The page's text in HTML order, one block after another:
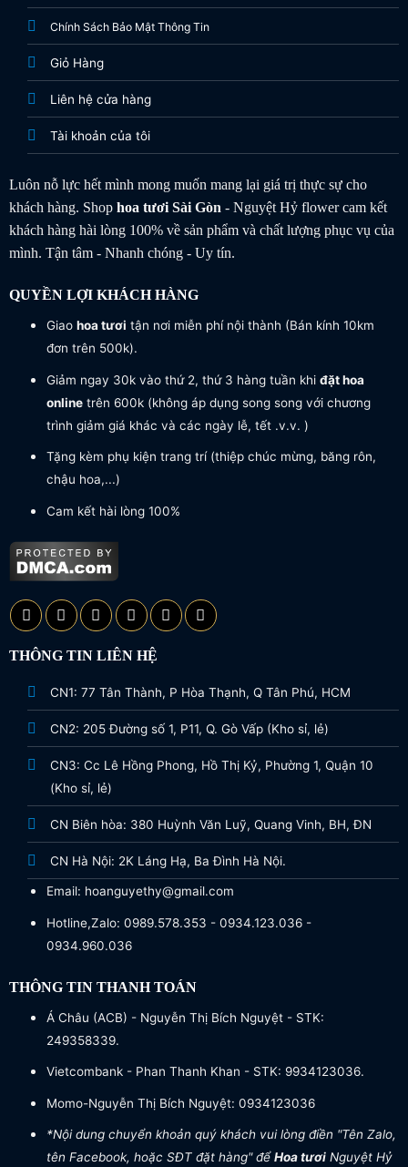
Chính Sách Bảo Mật Thông Tin
Giỏ Hàng
Liên hệ cửa hàng
Tài khoản của tôi
Luôn nỗ lực hết mình mong muốn mang lại giá trị thực sự cho
khách hàng. Shop hoa tươiSài Gòn - Nguyệt Hỷ flower cam kết
khách hàng hài lòng 100% về sản phẩm và chất lượng phục vụ của
mình. Tận tâm - Nhanh chóng - Uy tín.
QUYỀN LỢI KHÁCH HÀNG
Giao hoa tươi tận nơi miễn phí nội thành (Bán kính 10km
đơn trên 500k).
Giảm ngay 30k vào thứ 2, thứ 3 hàng tuần khi đặt hoa
onlinetrên 600k (không áp dụng song song với chương
trình giảm giá khác và các ngày lễ, tết .v.v. )
Tặng kèm phụ kiện trang trí (thiệp chúc mừng, băng rôn,
chậu hoa,...)
Cam kết hài lòng 100%
THÔNG TIN LIÊN HỆ
CN1: 77 Tân Thành, P Hòa Thạnh, Q Tân Phú, HCM
CN2: 205 Đường số 1, P11, Q. Gò Vấp (Kho sỉ, lẻ)
CN3: Cc Lê Hồng Phong, Hồ Thị Kỷ, Phường 1, Quận 10
(Kho sỉ, lẻ)
CN Biên hòa: 380 Huỳnh Văn Luỹ, Quang Vinh, BH, ĐN
CN Hà Nội: 2K Láng Hạ, Ba Đình Hà Nội.
Email: hoanguyethy@gmail.com
Hotline,Zalo: 0989.578.353 - 0934.123.036 -
0934.960.036
THÔNG TIN THANH TOÁN
Á Châu (ACB) - Nguyễn Thị Bích Nguyệt - STK:
249358339.
Vietcombank - Phan Thanh Khan - STK: 9934123036.
Momo-Nguyễn Thị Bích Nguyệt: 0934123036
*Nội dung chuyển khoản quý khách vui lòng điền "Tên Zalo,
tên Facebook, hoặc SĐT đặt hàng" đểHoa tươiNguyệt Hỷ